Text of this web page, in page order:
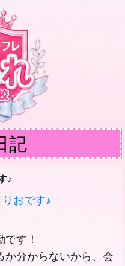
記
♪
りおです♪
す！
か分からないから、会